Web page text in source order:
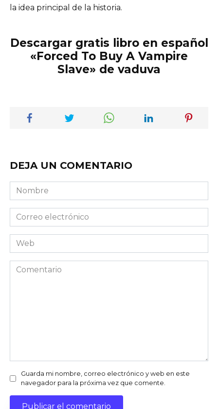
la idea principal de la historia.
Descargar gratis libro en español
«Forced To Buy A Vampire
Slave» de vaduva
DEJA UN COMENTARIO
Nombre
Correo
electrónico
Web
Comentario
Guarda mi nombre, correo electrónico y web en este
navegador para la próxima vez que comente.